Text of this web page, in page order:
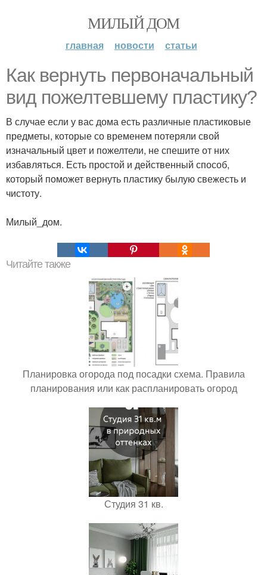
МИЛЫЙ ДОМ
главная новости статьи
Как вернуть первоначальный
вид пожелтевшему пластику?
В случае если у вас дома есть различные пластиковые
предметы, которые со временем потеряли свой
изначальный цвет и пожелтели, не спешите от них
избавляться. Есть простой и действенный способ,
который поможет вернуть пластику былую свежесть и
чистоту.
Милый_дом.
Читайте также
Планировка огорода под посадки схема. Правила
планирования или как распланировать огород
Студия 31 кв.